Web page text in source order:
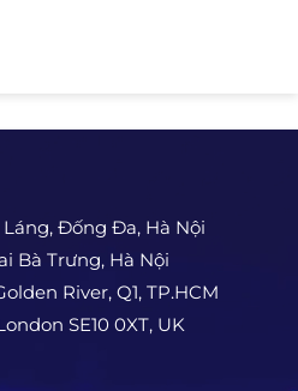
Láng, Đống Đa, Hà Nội
Bà Trưng, Hà Nội
River, Q1, TP.HCM
SE10 0XT, UK